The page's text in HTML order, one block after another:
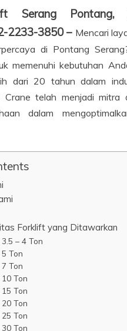
Serang Pontang,
2233-3850 – Mencari
di Pontang
memenuhi kebutuhan
dari 20 tahun dalam
Crane telah menjadi mitra
dalam
Forklift yang Ditawarkan
– 4 Ton
Ton
Ton
Ton
Ton
Ton
Ton
Ton